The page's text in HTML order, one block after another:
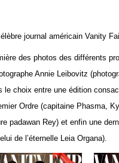
journal américain Vanity
des photos des différents
Annie Leibovitz
choix entre une édition
Ordre (capitaine Phasma,
padawan Rey) et enfin une
de l’éternelle Leia Organa).